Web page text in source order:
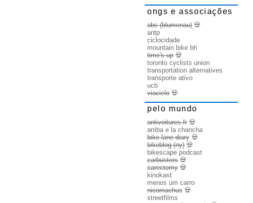
ongs e associações
abc (blumenau) 💀
antp
ciclocidade
mountain bike bh
time's up 💀
toronto cyclists union
transportation alternatives
transporte ativo
ucb
viaciclo 💀
pelo mundo
antivoitures.fr 💀
arriba e la chancha
bike lane diary 💀
bikeblog (ny) 💀
bikescape podcast
carbusters 💀
carectomy 💀
kinokast
menos um carro
nicomachus 💀
streetfilms